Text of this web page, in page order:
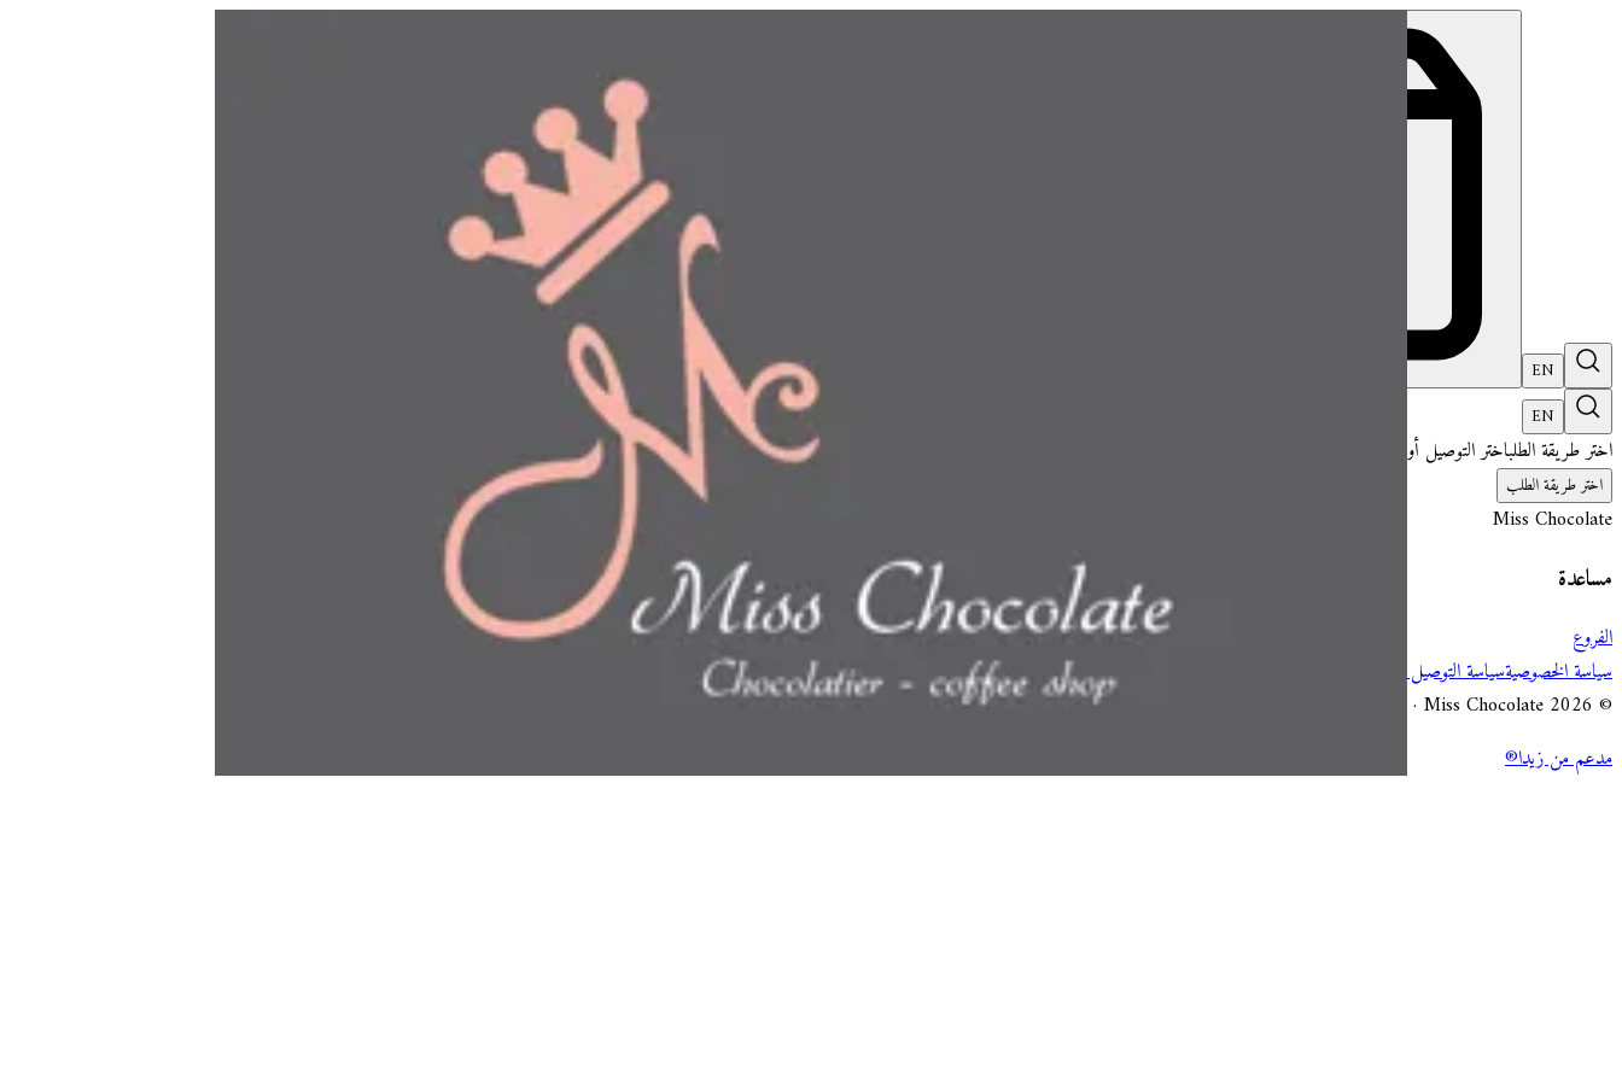
EN
EN
اختر طريقة الطلباختر التوصيل أو الاستلام حتى نتمكن من عرض هذا الصنف وبدء طلبك
اختر طريقة الطلب
Miss Chocolate
مساعدة
الفروع
سياسة الخصوصيةسياسة التوصيل والإلغاء
© 2026 Miss Chocolate · جميع الحقوق محفوظة.
مدعم من زيدا®
ميس شوكلت| مطعم للطلب اونلاين